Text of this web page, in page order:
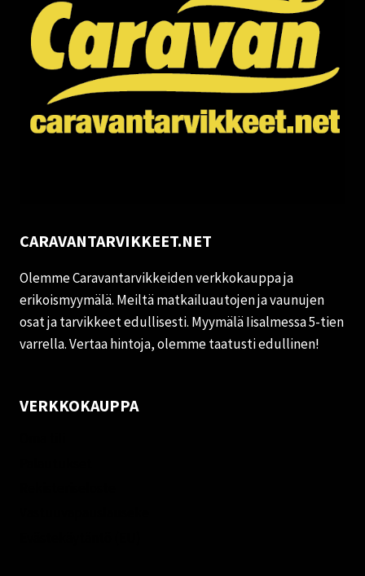
CARAVANTARVIKKEET.NET
Olemme Caravantarvikkeiden verkkokauppa ja
erikoismyymälä. Meiltä matkailuautojen ja vaunujen
osat ja tarvikkeet edullisesti. Myymälä Iisalmessa 5-tien
varrella. Vertaa hintoja, olemme taatusti edullinen!
VERKKOKAUPPA